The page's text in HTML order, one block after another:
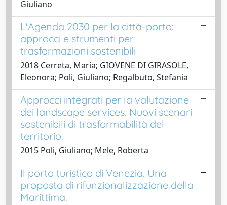
Giuliano
L'Agenda 2030 per la città-porto:
approcci e strumenti per
trasformazioni sostenibili
2018 Cerreta, Maria; GIOVENE DI GIRASOLE,
Eleonora; Poli, Giuliano; Regalbuto, Stefania
Approcci integrati per la valutazione
dei landscape services. Nuovi scenari
sostenibili di trasformabilità del
territorio.
2015 Poli, Giuliano; Mele, Roberta
Il porto turistico di Venezia. Una
proposta di rifunzionalizzazione della
Marittima.